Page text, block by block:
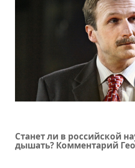
Станет ли в российской
дышать? Комментарий